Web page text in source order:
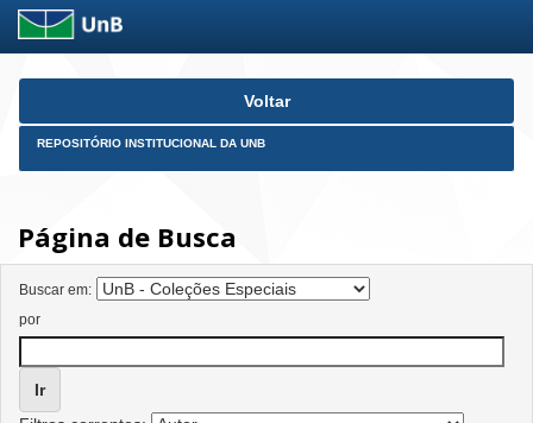
Skip
Voltar
REPOSITÓRIO INSTITUCIONAL DA UNB
Página de Busca
Buscar em:
por